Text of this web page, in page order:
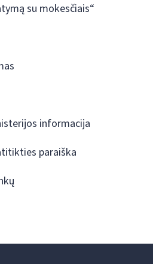
su mokesčiais“
informacija
paraiška